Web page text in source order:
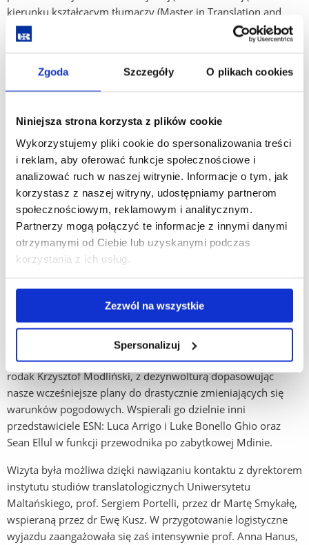
Zgoda Szczegóły O plikach cookies
Niniejsza strona korzysta z plików cookie
Wykorzystujemy pliki cookie do spersonalizowania treści
i reklam, aby oferować funkcje społecznościowe i
analizować ruch w naszej witrynie. Informacje o tym, jak
korzystasz z naszej witryny, udostępniamy partnerom
społecznościowym, reklamowym i analitycznym.
Partnerzy mogą połączyć te informacje z innymi danymi
otrzymanymi od Ciebie lub uzyskanymi podczas
korzystania z ich usług.
Zezwól na wszystkie
Spersonalizuj
kierunku kształcącym tłumaczy (Master in Translation and
Terminology Studies).
tłumaczeniowych, obejmujących łącznie 11 godzin
zegarowych. Były to: Approaches to Audiovisual Translation
Issues and Recurrent Themes) z prof. Clare E. Vasallo,
Translating Literature z prof. Charlesem Briffą oraz
Translation Practice 1 z panem drem Anthonym Aquiliną.
Ważnym aspektem wyjazdu był możliwość zapoznania się
z kulturalnymi aspektami życia na Malcie jako kraju
wielojęzycznym i wielokulturowym, nawiązanie kontaktów
i wymiana doświadczeń ze studentami Uniwersytetu
Maltańskiego oraz tamtejszymi uczestnikami programu
Erasmus. Studenci poznawali wyspę w podziale na grupy
językowy dotyczący jednego z aspektów życia w tym
Czas pozauniwersytecki na Malcie pomógł nam zorganizować
przedstawiciel ESN - Erasmus Student Network Malta, nasz
rodak Krzysztof Modliński, z dezynwolturą dopasowując
nasze wcześniejsze plany do drastycznie zmieniających się
warunków pogodowych. Wspierali go dzielnie inni
przedstawiciele ESN: Luca Arrigo i Luke Bonello Ghio oraz
Sean Ellul w funkcji przewodnika po zabytkowej Mdinie.
Wizyta była możliwa dzięki nawiązaniu kontaktu z dyrektorem
instytutu studiów translatologicznych Uniwersytetu
Maltańskiego, prof. Sergiem Portelli, przez dr Martę Smykałę,
wspieraną przez dr Ewę Kusz. W przygotowanie logistyczne
wyjazdu zaangażowała się zaś intensywnie prof. Anna Hanus,